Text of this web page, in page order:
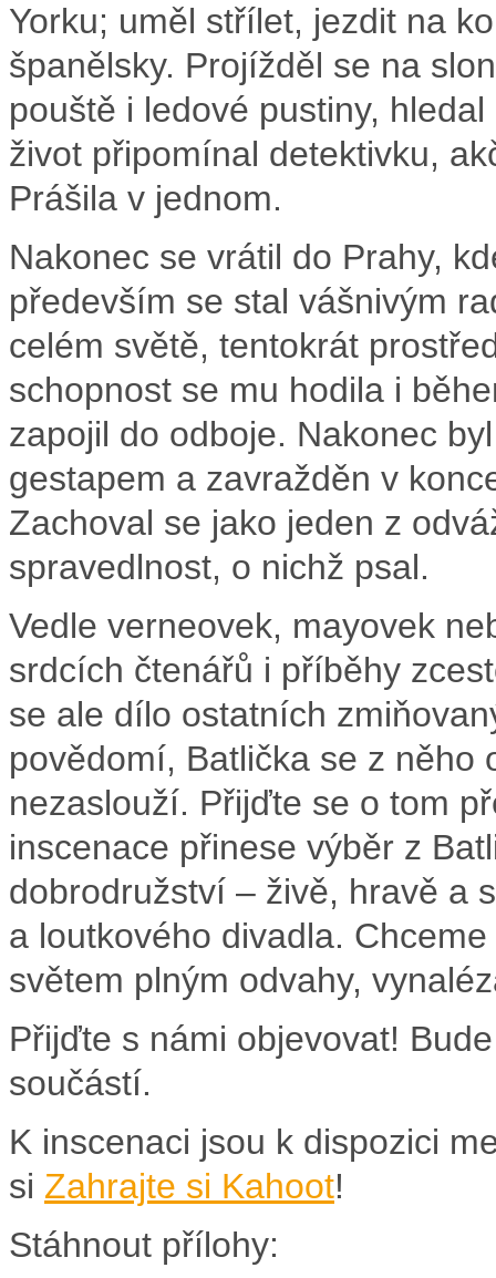
Yorku; uměl střílet, jezdit na
španělsky. Projížděl se na
pouště i ledové pustiny,
život připomínal detektivku,
Prášila v jednom.
Nakonec se vrátil do Prahy,
především se stal vášnivým
celém světě, tentokrát
schopnost se mu hodila i
zapojil do odboje. Nakonec
gestapem a zavražděn v
Zachoval se jako jeden z
spravedlnost, o nichž psal.
Vedle verneovek, mayovek
srdcích čtenářů i příběhy
se ale dílo ostatních
povědomí, Batlička se z něho
nezaslouží. Přijďte se o tom
inscenace přinese výběr z
dobrodružství – živě, hravě a
a loutkového divadla.
světem plným odvahy,
Přijďte s námi objevovat!
součástí.
K inscenaci jsou k dispozici
si Zahrajte si Kahoot!
Stáhnout přílohy: